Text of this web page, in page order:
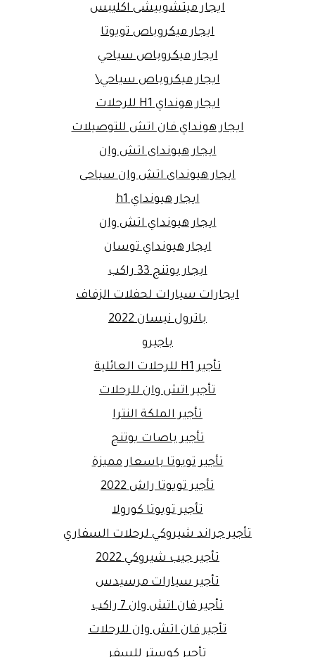
ايجار ميتشوبيشى اكليبس
ايجار ميكروباص تويوتا
ايجار ميكروباص سياحي
ايجار ميكروباص سياحي\
ايجار هونداي H1 للرحلات
ايجار هونداي فان اتش للتوصيلات
ايجار هيونداى اتش وان
ايجار هيونداى اتش وان سياحى
ايجار هيونداي h1
ايجار هيونداي اتش وان
ايجار هيونداي توسان
ايجار يوتنج 33 راكب
ايجارات سيارات لحفلات الزفاف
باترول نيسان 2022
باجيرو
تأجير H1 للرحلات العائلية
تأجير اتش وان للرحلات
تأجير الملكة النترا
تأجير باصات يوتنج
تأجير تويوتا باسعار مميزة
تأجير تويوتا راش 2022
تأجير تويوتا كورولا
تأجير جراند شيروكي لرحلات السفاري
تأجير جيب شيروكي 2022
تأجير سيارات مرسيدس
تأجير فان اتش وان 7 راكب
تأجير فان اتش وان للرحلات
تأجير كوستر للسفر